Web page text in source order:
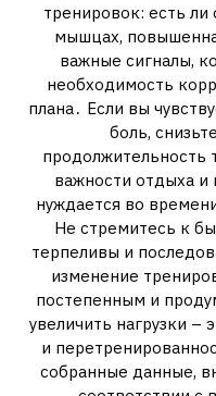
тренировок: есть
мышцах,
важные сигналы,
необходимость
плана․ Если вы
боль,
продолжительность
важности отдыха и
нуждается во
Не стремитесь к
терпеливы и
изменение
постепенным и
увеличить нагрузки –
и
собранные данные,